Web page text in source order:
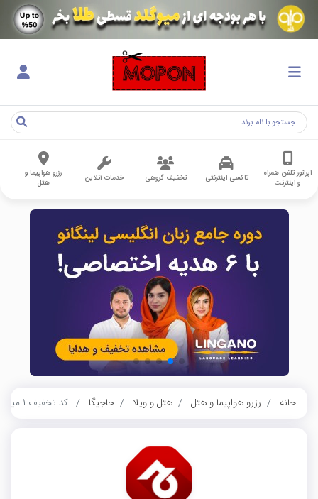
اپراتور تلفن همراه
و اینترنت
تاکسی اینترنتی تخفیف گروهی خدمات آنلاین
رزرو هواپیما و
هتل
خانه رزرو هواپیما و هتل هتل و ویلا جاجیگا کد تخفیف 1 میلیون تومانی درگاه دیجی پی جاجیگا